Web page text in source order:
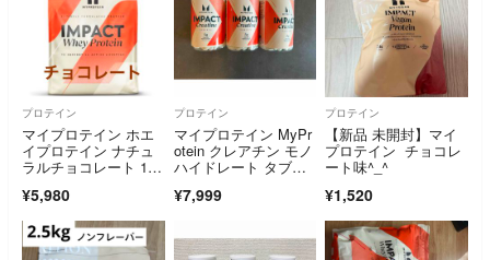
プロテイン
マイプロテイン ホエ
イプロテイン ナチュ
ラルチョコレート 1k
¥5,980
プロテイン
マイプロテイン MyPr
otein クレアチン モノ
ハイドレート タブレ
¥7,999
プロテイン
【新品 未開封】マイ
プロテイン チョコレ
ート味^_^
¥1,520